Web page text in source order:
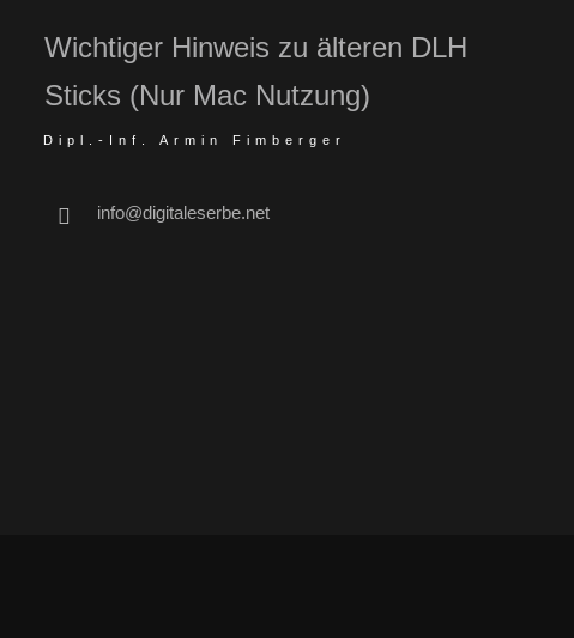
Wichtiger Hinweis zu älteren DLH
Sticks (Nur Mac Nutzung)
Dipl.-Inf. Armin Fimberger
info@digitaleserbe.net